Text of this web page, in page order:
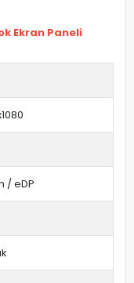
Ekran Paneli
/ eDP